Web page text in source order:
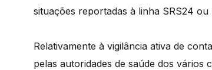
situações reportadas à linha SRS24
Relativamente à vigilância ativa de
pelas autoridades de saúde dos